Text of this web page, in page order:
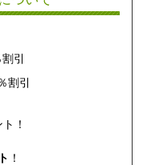
引
割引
！
！